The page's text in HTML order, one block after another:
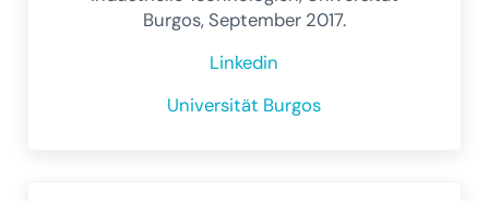
Burgos, September 2017.
Linkedin
Universität Burgos